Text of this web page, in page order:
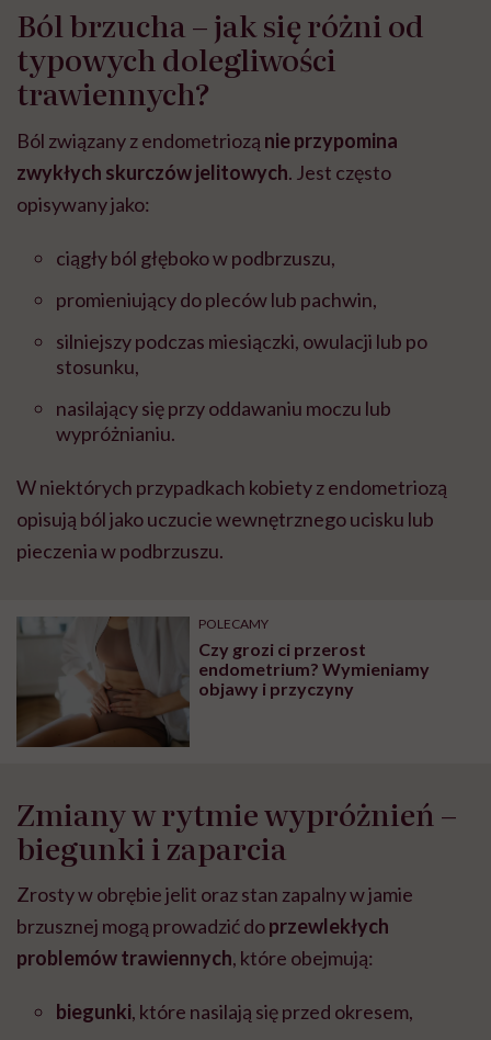
Ból brzucha – jak się różni od
typowych dolegliwości
trawiennych?
Ból związany z endometriozą nie przypomina
zwykłych skurczów jelitowych. Jest często
opisywany jako:
ciągły ból głęboko w podbrzuszu,
promieniujący do pleców lub pachwin,
silniejszy podczas miesiączki, owulacji lub po
stosunku,
nasilający się przy oddawaniu moczu lub
wypróżnianiu.
W niektórych przypadkach kobiety z endometriozą
opisują ból jako uczucie wewnętrznego ucisku lub
pieczenia w podbrzuszu.
POLECAMY
Czy grozi ci przerost
endometrium? Wymieniamy
objawy i przyczyny
Zmiany w rytmie wypróżnień –
biegunki i zaparcia
Zrosty w obrębie jelit oraz stan zapalny w jamie
brzusznej mogą prowadzić doprzewlekłych
problemów trawiennych, które obejmują:
biegunki, które nasilają się przed okresem,